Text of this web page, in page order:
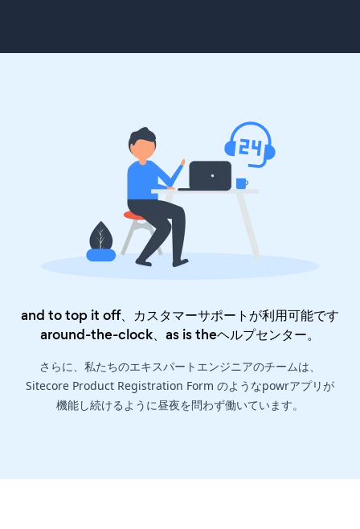
and to top it off、カスタマーサポートが利用可能です
around-the-clock、as is theヘルプセンター。
さらに、私たちのエキスパートエンジニアのチームは、
Sitecore Product Registration Form のようなpowrアプリが
機能し続けるように昼夜を問わず働いています。